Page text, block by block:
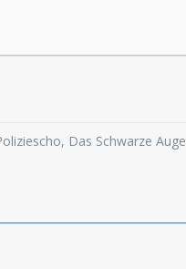
Das Schwarze Auge